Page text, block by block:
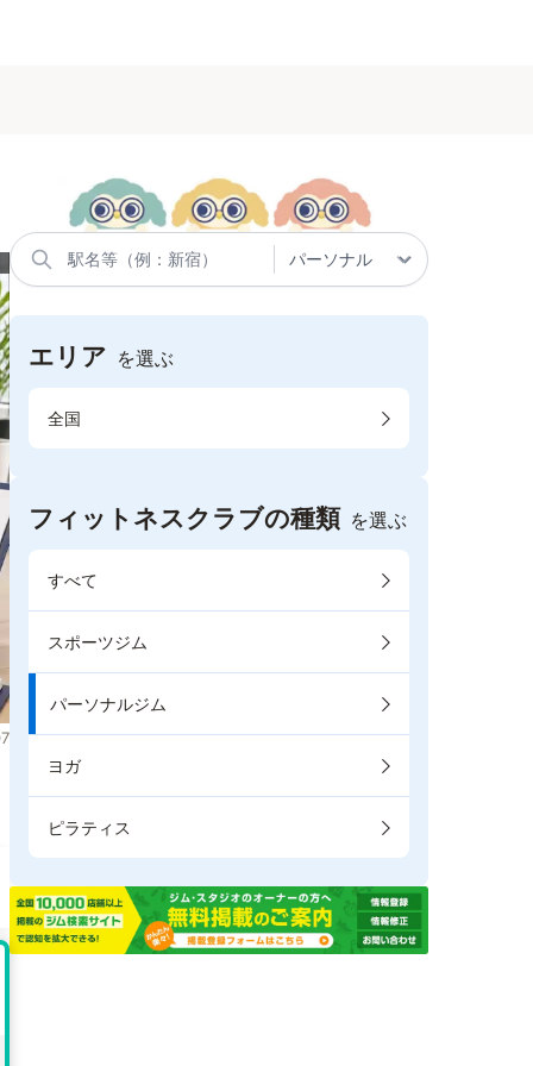
エリア を選ぶ
全国
フィットネスクラブの種類 を選ぶ
すべて
スポーツジム
パーソナルジム
ヨガ
ピラティス